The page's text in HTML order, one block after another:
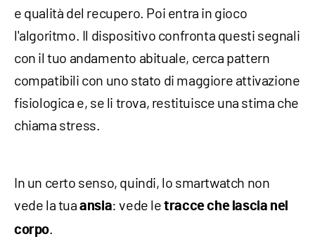
e qualità del recupero. Poi entra in gioco
l'algoritmo. Il dispositivo confronta questi segnali
con il tuo andamento abituale, cerca pattern
compatibili con uno stato di maggiore attivazione
fisiologica e, se li trova, restituisce una stima che
chiama stress.
In un certo senso, quindi, lo smartwatch non
vede la tuaansia: vede letracce che lascia nel
corpo.